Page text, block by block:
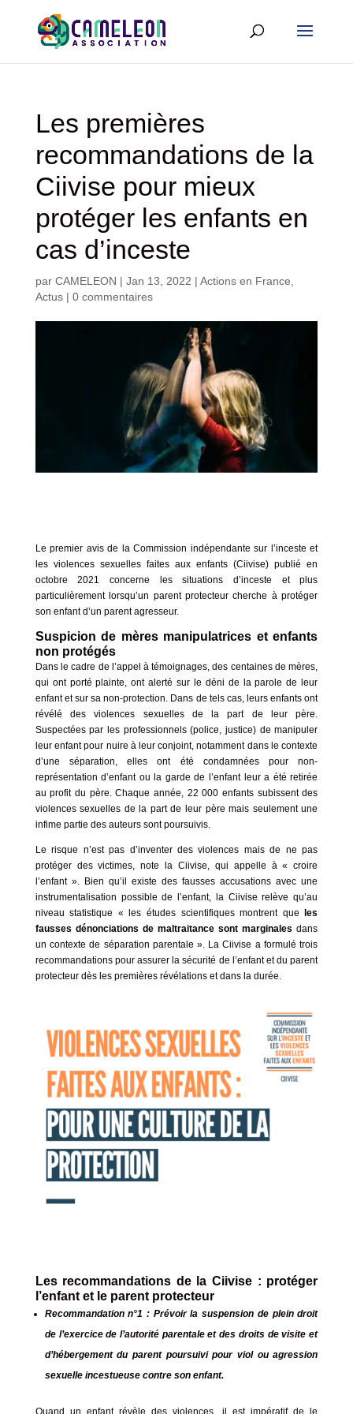
Les premières
recommandations de la
Ciivise pour mieux
protéger les enfants en
cas d’inceste
par CAMELEON | Jan 13, 2022 | Actions en France
Actus| 0 commentaires
Le premier avis de la Commission indépendante sur l’inceste et
les violences sexuelles faites aux enfants (Ciivise) publié en
octobre 2021 concerne les situations d’inceste et plus
particulièrement lorsqu’un parent protecteur cherche à protéger
son enfant d’un parent agresseur.
Suspicion de mères manipulatrices et enfants
non protégés
Dans le cadre de l’appel à témoignages, des centaines de mères,
qui ont porté plainte, ont alerté sur le déni de la parole de leur
enfant et sur sa non-protection. Dans de tels cas, leurs enfants ont
révélé des violences sexuelles de la part de leur père.
Suspectées par les professionnels (police, justice) de manipuler
leur enfant pour nuire à leur conjoint, notamment dans le contexte
d’une séparation, elles ont été condamnées pour non-
représentation d’enfant ou la garde de l’enfant leur a été retirée
au profit du père. Chaque année, 22 000 enfants subissent des
violences sexuelles de la part de leur père mais seulement une
infime partie des auteurs sont poursuivis.
Le risque n’est pas d’inventer des violences mais de ne pas
protéger des victimes, note la Ciivise, qui appelle à « croire
l’enfant ». Bien qu’il existe des fausses accusations avec une
instrumentalisation possible de l’enfant, la Ciivise relève qu’au
niveau statistique « les études scientifiques montrent queles
fausses dénonciations de maltraitance sont marginales dans
un contexte de séparation parentale ». La Ciivise a formulé trois
recommandations pour assurer la sécurité de l’enfant et du parent
protecteur dès les premières révélations et dans la durée.
Les recommandations de la Ciivise : protéger
l’enfant et le parent protecteur
Recommandation n°1 : Prévoir la suspension de plein droit
de l’exercice de l’autorité parentale et des droits de visite et
d’hébergement du parent poursuivi pour viol ou agression
sexuelle incestueuse contre son enfant.
Quand un enfant révèle des violences, il est impératif de le